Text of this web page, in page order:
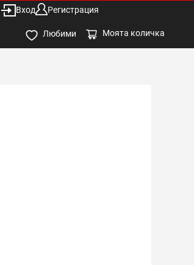
Вход Регистрация
Любими Моята количка